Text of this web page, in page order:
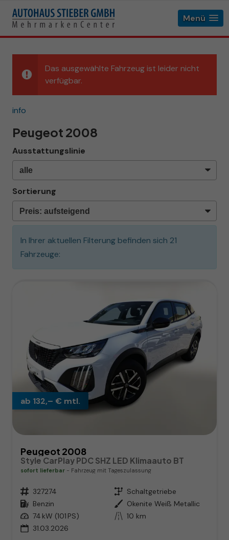
Menü
Das ausgewählte Fahrzeug ist leider nicht
verfügbar.
info
Peugeot 2008
Ausstattungslinie
Sortierung
In Ihrer aktuellen Filterung befinden sich 21
Fahrzeuge:
ab 132,– € mtl.
Peugeot 2008
Style CarPlay PDC SHZ LED Klimaauto BT
sofort lieferbar Fahrzeug mit Tageszulassung
Fahrzeugnr. 327274 Getriebe Schaltgetriebe
Kraftstoff Benzin Außenfarbe Okenite Weiß Metallic
Leistung 74 kW (101 PS) Kilometerstand 10 km
31.03.2026